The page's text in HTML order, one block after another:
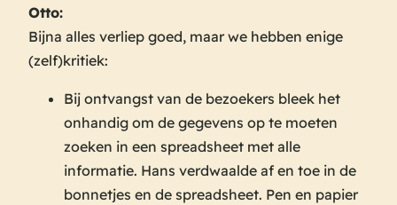
Otto:
Bijna alles verliep goed, maar we hebben enige
(zelf)kritiek:
Bij ontvangst van de bezoekers bleek het
onhandig om de gegevens op te moeten
zoeken in een spreadsheet met alle
informatie. Hans verdwaalde af en toe in de
bonnetjes en de spreadsheet. Pen en papier